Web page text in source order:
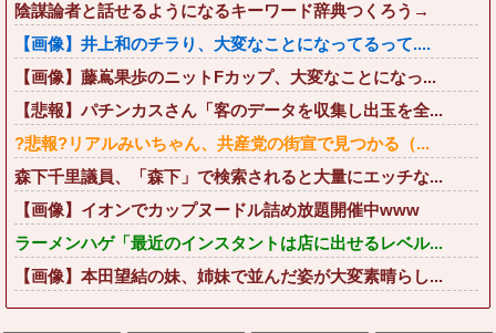
陰謀論者と話せるようになるキーワード辞典つくろう→
【画像】井上和のチラり、大変なことになってるって....
【画像】藤嶌果歩のニットFカップ、大変なことになっ...
【悲報】パチンカスさん「客のデータを収集し出玉を全...
?悲報?リアルみいちゃん、共産党の街宣で見つかる（...
森下千里議員、「森下」で検索されると大量にエッチな...
【画像】イオンでカップヌードル詰め放題開催中www
ラーメンハゲ「最近のインスタントは店に出せるレベル...
【画像】本田望結の妹、姉妹で並んだ姿が大変素晴らし...